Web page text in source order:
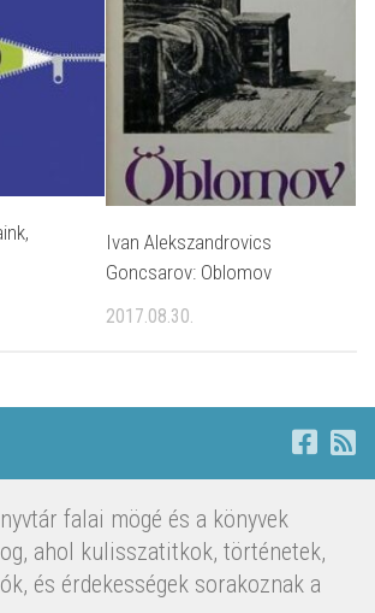
Ivan Alekszandrovics
Goncsarov: Oblomov
2017.08.30.
falai mögé és a könyvek
ahol kulisszatitkok, történetek,
és érdekességek sorakoznak a